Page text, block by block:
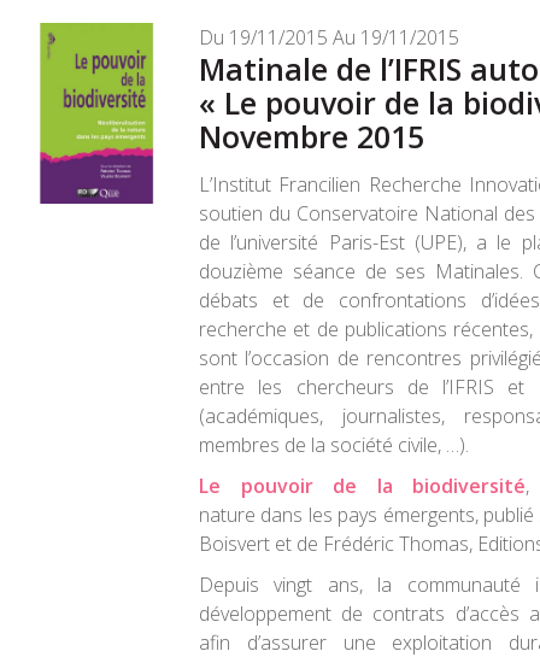
Du 19/11/2015 Au 19/11/2015
Matinale de l’IFRIS
« Le pouvoir de la
Novembre 2015
L’Institut Francilien Recherche
soutien du Conservatoire National
de l’université Paris-Est (UPE), a le
douzième séance de ses Matinales.
débats et de confrontations
recherche et de publications
sont l’occasion de rencontres
entre les chercheurs de l’IFRIS et
(académiques, journalistes,
membres de la société civile, …).
Le
pouvoir de la biodiversité,
nature dans les pays émergents,
Boisvert et de Frédéric Thomas,
Depuis vingt ans, la communauté
développement de contrats d’accès
afin d’assurer une exploitation